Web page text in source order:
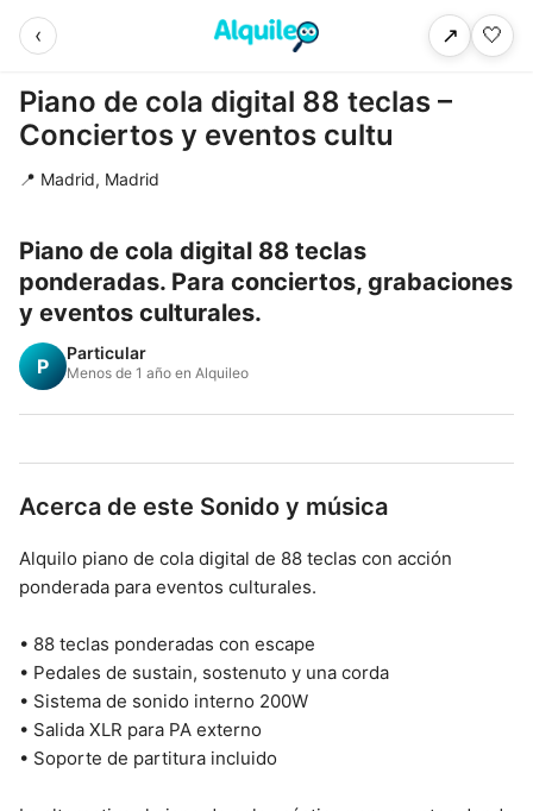
‹ ↗ 🤍
Piano de cola digital 88 teclas –
Conciertos y eventos cultu
📍 Madrid, Madrid
Piano de cola digital 88 teclas
ponderadas. Para conciertos, grabaciones
y eventos culturales.
P
Particular
Menos de 1 año en Alquileo
Acerca de este Sonido y música
Alquilo piano de cola digital de 88 teclas con acción
ponderada para eventos culturales.
• 88 teclas ponderadas con escape
• Pedales de sustain, sostenuto y una corda
• Sistema de sonido interno 200W
• Salida XLR para PA externo
• Soporte de partitura incluido